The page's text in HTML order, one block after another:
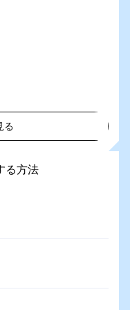
る
方法